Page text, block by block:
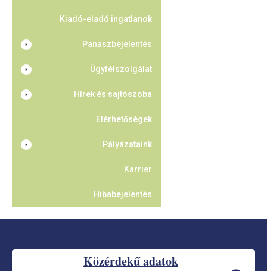
Kiadó-eladó ingatlanok
Panaszbejelentés
Ügyfélszolgálat
Hírek és sajtószoba
Elérhetőségek
Pályázataink
Karrier
Hibabejelentés
Közérdekű adatok